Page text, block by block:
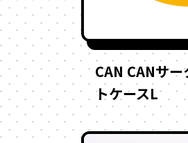
CAN CANサ
トケースL